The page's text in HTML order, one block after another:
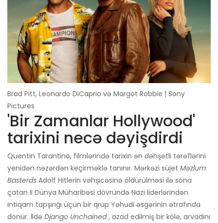
Brad Pitt, Leonardo DiCaprio və Margot Robbie | Sony
Pictures
'Bir Zamanlar Hollywood'
tarixini necə dəyişdirdi
Quentin Tarantino, filmlərində tarixin ən dəhşətli tərəflərini
yenidən nəzərdən keçirməklə tanınır. Mərkəzi süjet Məzlum
Basterds Adolf Hitlerin vəhşicəsinə öldürülməsi ilə sona
çatan II Dünya Müharibəsi dövründə Nazi liderlərindən
intiqam tapşırığı üçün bir qrup Yəhudi əsgərinin ətrafında
dönür. İldə Django Unchained, azad edilmiş bir kölə, arvadını